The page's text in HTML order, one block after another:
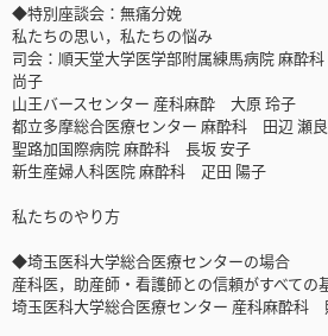
◆特別座談会：無痛分娩
私たちの思い，私たちの悩み
司会：順天堂大学医学部附属練馬病院 麻酔
尚子
山王バースセンター 産科麻酔 大原 玲子
都立多摩総合医療センター 麻酔科 田辺 瀬
聖路加国際病院 麻酔科 長坂 安子
新生産婦人科医院 麻酔科 疋田 陽子
私たちのやり方
◆埼玉医科大学総合医療センターの場合
産科医，助産師・看護師との信頼がすべての
埼玉医科大学総合医療センター 産科麻酔科